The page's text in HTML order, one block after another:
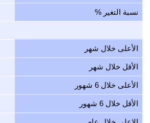
نسبة التغير %
الأعلى خلال شهر
الأقل خلال شهر
الأعلى خلال 6 شهور
الأقل خلال 6 شهور